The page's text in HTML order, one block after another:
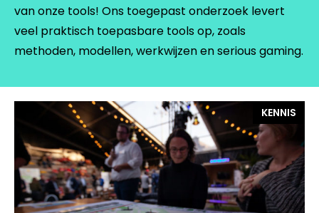
van onze tools! Ons toegepast onderzoek levert
veel praktisch toepasbare tools op, zoals
methoden, modellen, werkwijzen en serious gaming.
KENNIS